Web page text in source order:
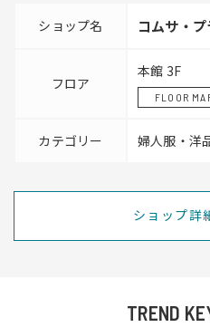
ショップ名 コムサ・
フロア
本館 3F
FLOOR
カテゴリー 婦人服・洋
ショップ詳
TREND